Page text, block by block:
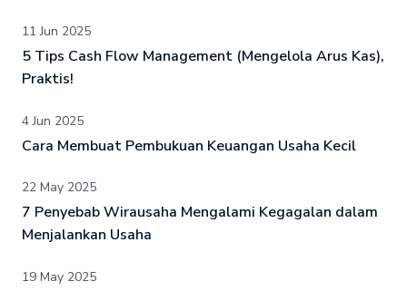
11 Jun 2025
5 Tips Cash Flow Management (Mengelola Arus Kas),
Praktis!
4 Jun 2025
Cara Membuat Pembukuan Keuangan Usaha Kecil
22 May 2025
7 Penyebab Wirausaha Mengalami Kegagalan dalam
Menjalankan Usaha
19 May 2025